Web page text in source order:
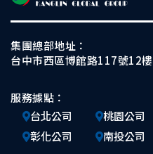
集團總部地址：
台中市西區博館路117號12樓
服務據點：
台北公司
桃園公司
彰化公司
南投公司